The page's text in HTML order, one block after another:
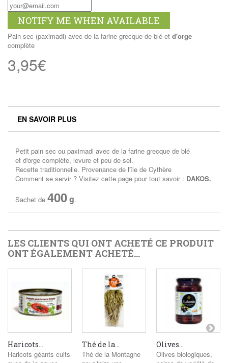
NOTIFY ME WHEN AVAILABLE
Pain sec (paximadi) avec de la farine grecque de blé et d'orge
complète
3,95€
EN SAVOIR PLUS
Petit pain sec ou paximadi avec de la farine grecque de blé
et d'orge complète, levure et peu de sel.
Recette traditionnelle. Provenance de l'île de Cythère
Comment se servir ? Visitez cette page pour tout savoir : DAKOS.
Sachet de 400g.
LES CLIENTS QUI ONT ACHETÉ CE PRODUIT
ONT ÉGALEMENT ACHETÉ...
Haricots...
Haricots géants cuits
Thé de la...
Thé de la Montagne
Olives...
Olives biologiques,